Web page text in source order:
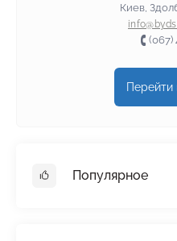
Киев,
(067)
Перейти
Популярное